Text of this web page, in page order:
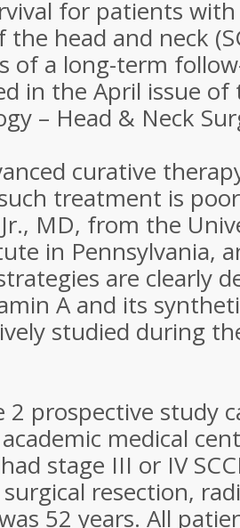
for patients
the head and neck
of a long-term
in the April issue of
– Head & Neck
curative
treatment is
Jr., MD, from the
in Pennsylvania,
are clearly
A and its
studied during
2 prospective study
medical
stage III or IV
resection,
52 years. All